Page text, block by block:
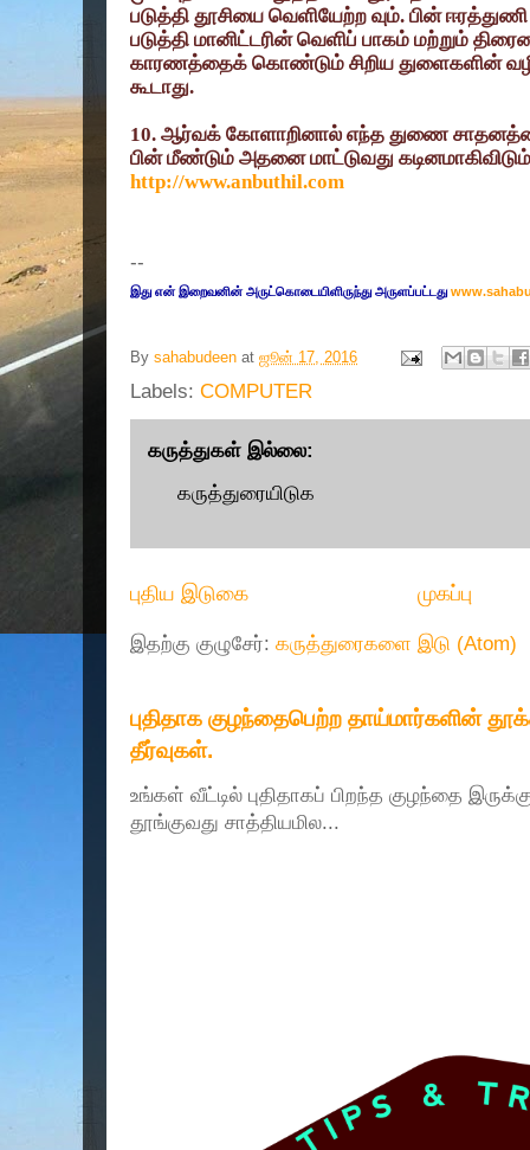
படுத்தி தூசியை வெளியேற்ற வும். பின்
படுத்தி மானிட்டரின் வெளிப் பாகம் மற்றும்
காரணத்தைக் கொண்டும் சிறிய துளைகளின்
கூடாது.
10. ஆர்வக் கோளாறினால் எந்த துணை
பின் மீண்டும் அதனை மாட்டுவது கடினமாகிவிடும்
http://www.anbuthil.com
--
இது என் இறைவனின் அருட்கொடையிளிருந்து அருளப்பட்டது
By sahabudeen at ஜூன் 17, 2016
Labels: COMPUTER
கருத்துகள் இல்லை:
கருத்துரையிடுக
புதிய இடுகை முகப்பு
இதற்கு குழுசேர்: கருத்துரைகளை இடு (Atom)
புதிதாக குழந்தைபெற்ற தாய்மார்களின்
தீர்வுகள்.
உங்கள் வீட்டில் புதிதாகப் பிறந்த குழந்தை
தூங்குவது சாத்தியமில...